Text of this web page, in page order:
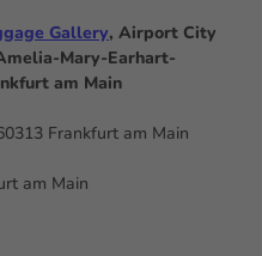
Gallery, Airport City
Mary-Earhart-
am Main
Frankfurt am Main
am Main